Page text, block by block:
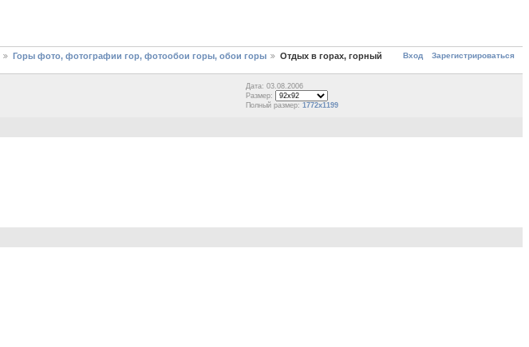
Вход Зарегистрироваться
Горы фото, фотографии гор, фотообои горы, обои горы
Отдых в горах, горный
Дата: 03.08.2006
Размер:
Полный размер: 1772x1199